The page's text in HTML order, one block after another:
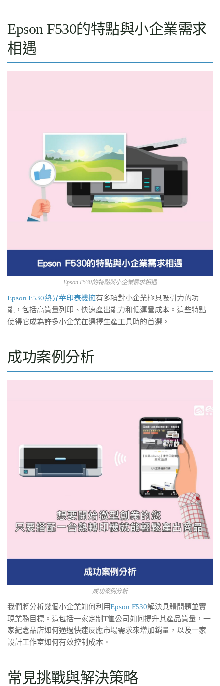
Epson F530的特點與小企業需求
相遇
Epson F530的特點與小企業需求相遇
Epson F530熱昇華印表機擁有多項對小企業極具吸引力的功
能，包括高質量列印、快速產出能力和低運營成本。這些特點
使得它成為許多小企業在選擇生產工具時的首選。
成功案例分析
成功案例分析
我們將分析幾個小企業如何利用Epson F530解決具體問題並實
現業務目標。這包括一家定制T恤公司如何提升其產品質量，一
家紀念品店如何通過快速反應市場需求來增加銷量，以及一家
設計工作室如何有效控制成本。
常見挑戰與解決策略